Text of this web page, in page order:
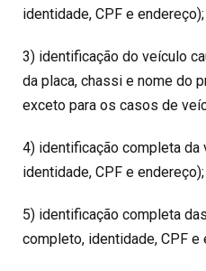
identidade, CPF e endereço);
3) identificação do veículo
da placa, chassi e nome do
exceto para os casos de
4) identificação completa da
identidade, CPF e endereço);
5) identificação completa
completo, identidade, CPF